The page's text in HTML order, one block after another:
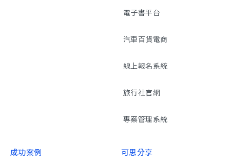
電子書平台
汽車百貨電商
線上報名系統
旅行社官網
專案管理系統
成功案例 可思分享